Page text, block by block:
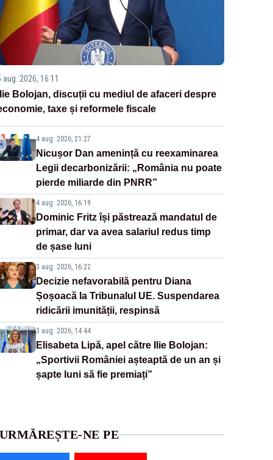
aug. 2026, 16:11
Bolojan, discuții cu mediul de afaceri despre
taxe și reformele fiscale
4 aug. 2026, 21:27
Nicușor Dan amenință cu reexaminarea
Legii decarbonizării: „România nu poate
pierde miliarde din PNRR”
4 aug. 2026, 16:19
Dominic Fritz își păstrează mandatul de
primar, dar va avea salariul redus timp
de șase luni
3 aug. 2026, 16:22
Decizie nefavorabilă pentru Diana
Șoșoacă la Tribunalul UE. Suspendarea
ridicării imunității, respinsă
3 aug. 2026, 14:44
Elisabeta Lipă, apel către Ilie Bolojan:
„Sportivii României așteaptă de un an și
șapte luni să fie premiați”
NE PE